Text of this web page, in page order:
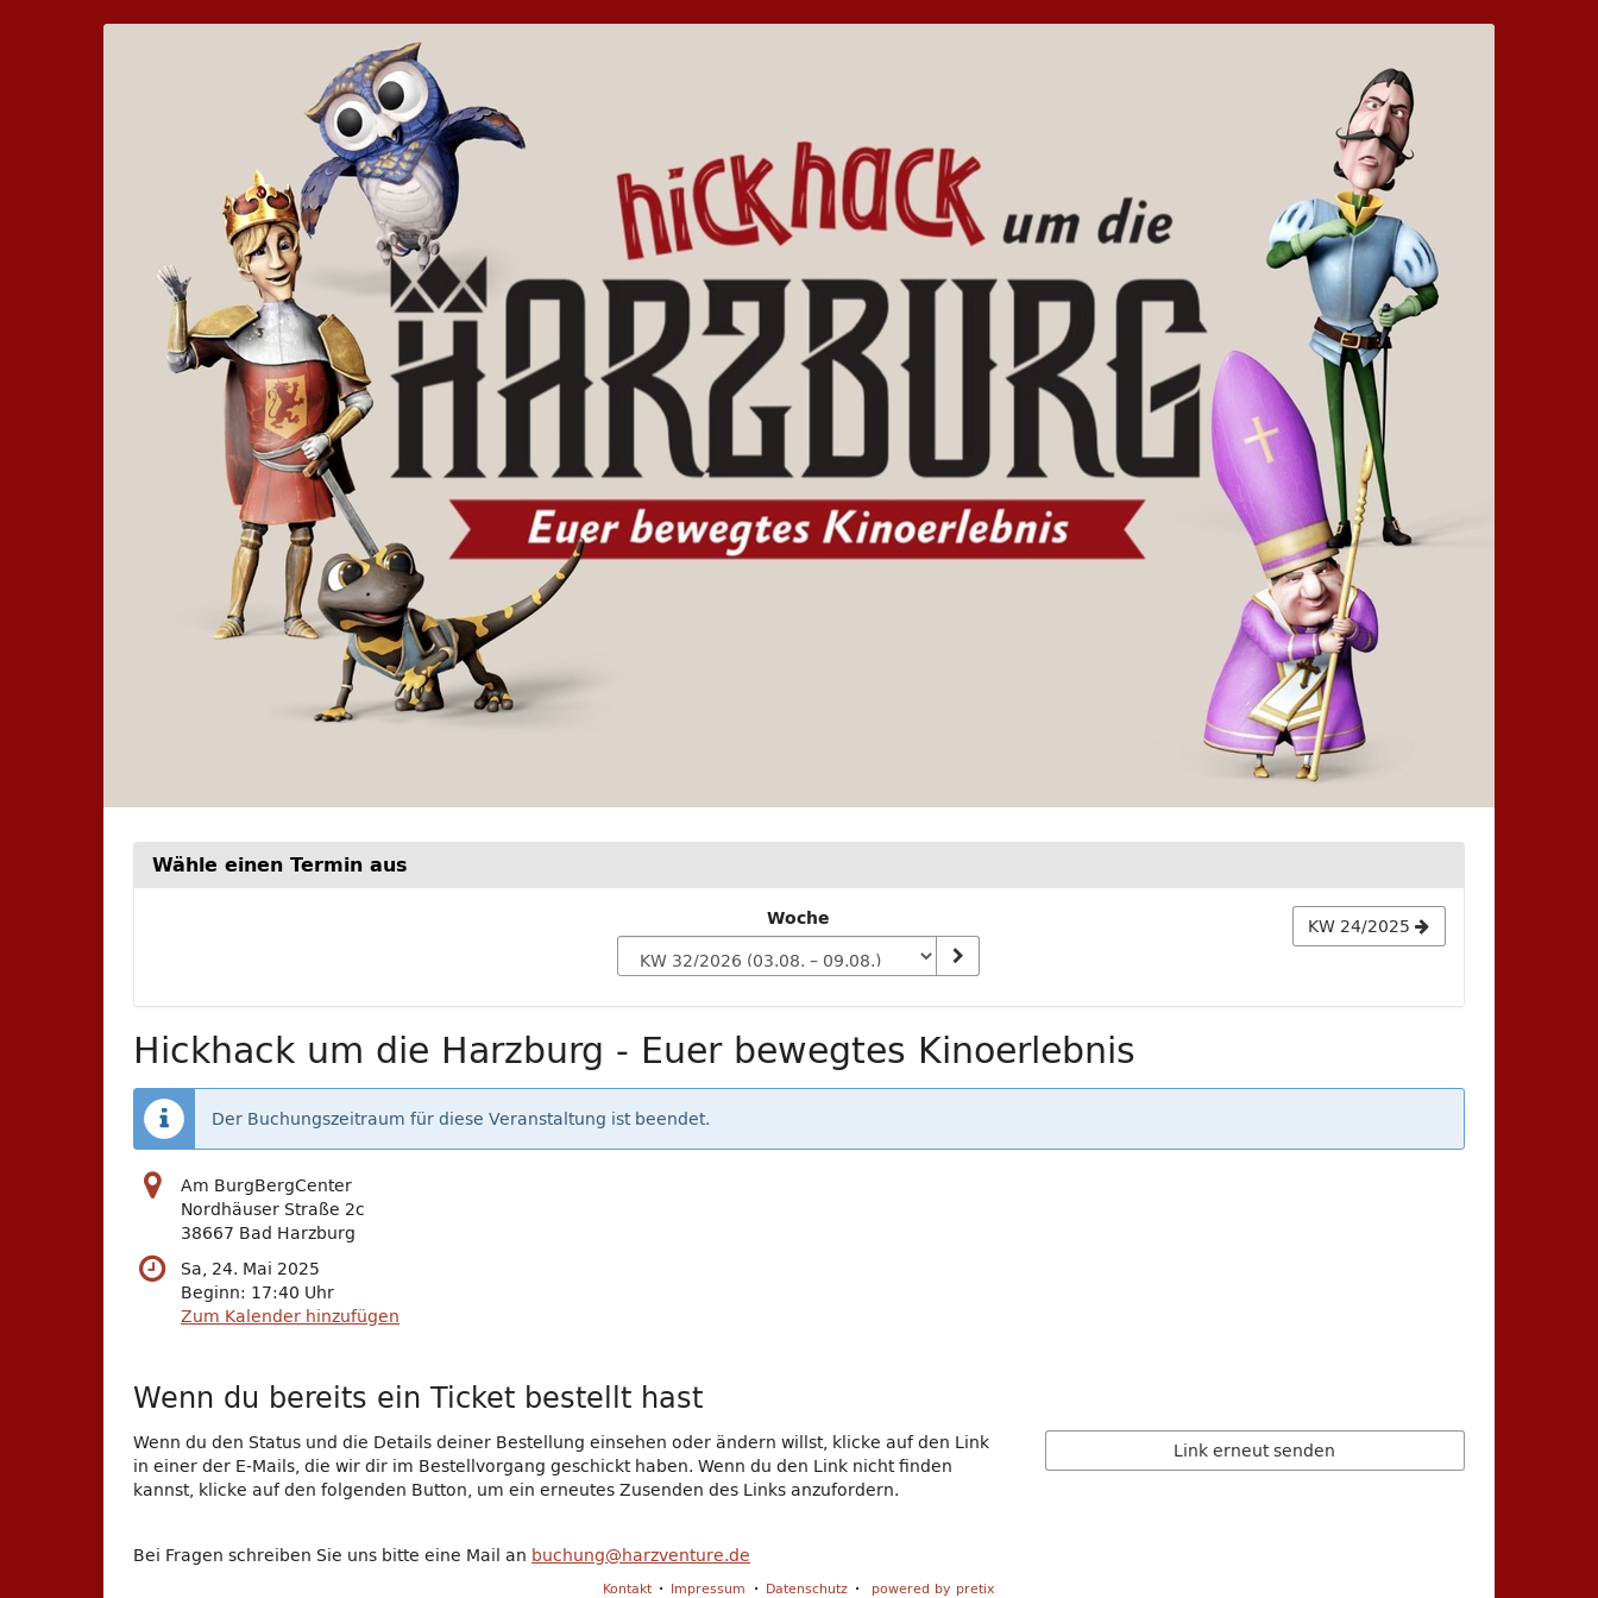
Hickhack
Harzburg
Euer
bewegtes
Kinoerlebnis
Wähle einen Termin aus
auswählen
Woche KW 24/2025
Hickhack um die Harzburg - Euer bewegtes Kinoerlebnis
Der Buchungszeitraum für diese Veranstaltung ist beendet.
Am BurgBergCenter
Nordhäuser Straße 2c
38667 Bad Harzburg
Sa, 24. Mai 2025
Beginn: 17:40 Uhr
Zum Kalender hinzufügen
Wenn du bereits ein Ticket bestellt hast
Wenn du den Status und die Details deiner Bestellung einsehen oder ändern willst, klicke auf den Link
in einer der E-Mails, die wir dir im Bestellvorgang geschickt haben. Wenn du den Link nicht finden
kannst, klicke auf den folgenden Button, um ein erneutes Zusenden des Links anzufordern.
Link erneut senden
Bei Fragen schreiben Sie uns bitte eine Mail an buchung@harzventure.de
Kontakt Impressum Datenschutz powered by pretix